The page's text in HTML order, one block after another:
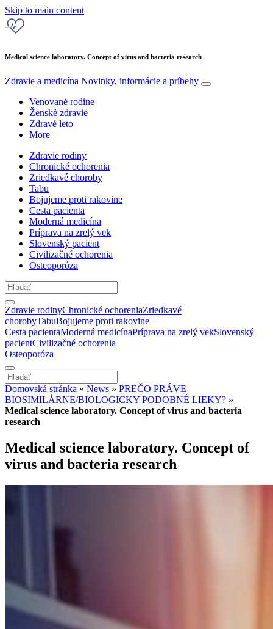
Skip to main content
Medical science laboratory. Concept of virus and bacteria research
Zdravie a medicína Novinky, informácie a príbehy
Venované rodine
Ženské zdravie
Zdravé leto
More
Zdravie rodiny
Chronické ochorenia
Zriedkavé choroby
Tabu
Bojujeme proti rakovine
Cesta pacienta
Moderná medicína
Príprava na zrelý vek
Slovenský pacient
Civilizačné ochorenia
Osteoporóza
Zdravie rodinyChronické ochoreniaZriedkavé
chorobyTabuBojujeme proti rakovine
Cesta pacientaModerná medicínaPríprava na zrelý vekSlovenský
pacientCivilizačné ochorenia
Osteoporóza
Domovská stránka » News » PREČO PRÁVE
BIOSIMILÁRNE/BIOLOGICKY PODOBNÉ LIEKY? »
Medical science laboratory. Concept of virus and bacteria
research
Medical science laboratory. Concept of
virus and bacteria research